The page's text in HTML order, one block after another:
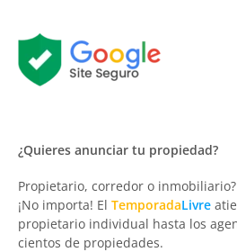
¿Quieres anunciar tu propiedad?
Propietario, corredor o inmobiliario?
¡No importa! El TemporadaLivre
propietario individual hasta los
cientos de propiedades.